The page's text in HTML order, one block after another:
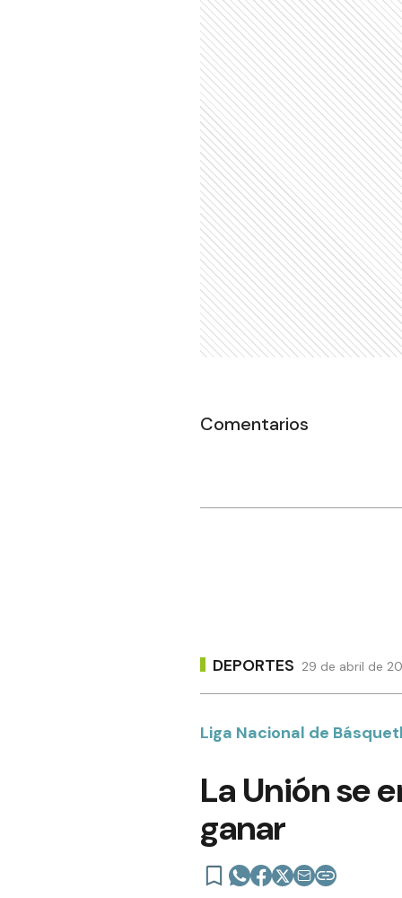
Comentarios
DEPORTES 29 de abril de
Liga Nacional de
La Unión se
ganar